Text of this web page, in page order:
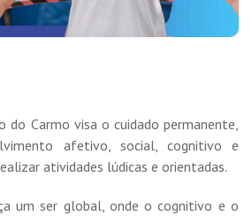
do Carmo visa o cuidado permanente,
afetivo, social, cognitivo e
atividades lúdicas e orientadas.
um ser global, onde o cognitivo e o